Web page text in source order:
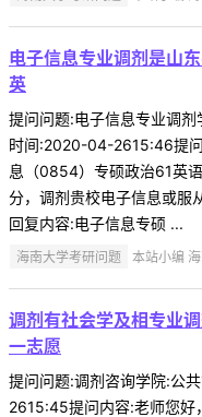
电子信息专业调剂是山
英
提问问题:电子信息专业调
时间:2020-04-2615:46提
息（0854）专硕政治61英
分，调剂贵校电子信息或服
回复内容:电子信息专硕 ...
海南大学考研问题 本站小编
调剂有社会学及相专业
一志愿
提问问题:调剂咨询学院:公
2615:45提问内容:老师您好